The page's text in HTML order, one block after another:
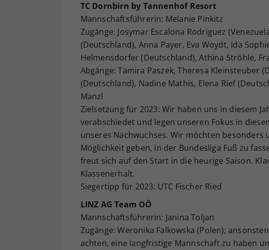
TC Dornbirn by Tannenhof Resort
Mannschaftsführerin: Melanie Pinkitz
Zugänge: Josymar Escalona Rodriguez
(Deutschland), Anna Payer, Eva Woydt, Ida
Helmensdorfer (Deutschland), Athina Ströhle,
Abgänge: Tamira Paszek, Theresa Kleinsteuber
(Deutschland), Nadine Mathis, Elena Rief
Manzl
Zielsetzung für 2023: Wir haben uns in diesem
verabschiedet und legen unseren Fokus in
unseres Nachwuchses. Wir möchten
Möglichkeit geben, in der Bundesliga Fuß zu
freut sich auf den Start in die heurige Saison.
Klassenerhalt.
Siegertipp für 2023: UTC Fischer Ried
LINZ AG Team OÖ
Mannschaftsführerin: Janina Toljan
Zugänge: Weronika Falkowska (Polen);
achten, eine langfristige Mannschaft zu haben